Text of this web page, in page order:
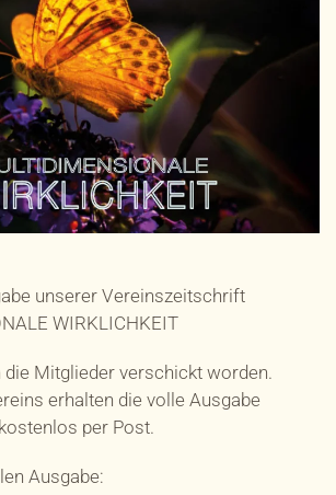
unserer Vereinszeitschrift
WIRKLICHKEIT
Mitglieder verschickt worden.
erhalten die volle Ausgabe
per Post.
Ausgabe: